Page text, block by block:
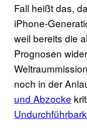
Fall heißt das,
iPhone-
weil bereits die
Prognosen
noch in der
und Abzocke